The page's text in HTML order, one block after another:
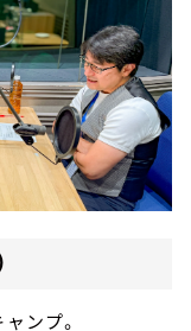
ンプ。